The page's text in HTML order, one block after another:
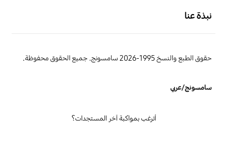
نبذة عنا
حقوق الطبع والنسخ 1995-2026 سامسونج. جميع الحقوق محفوظة.
سامسونج/عربي
أترغب بمواكبة آخر المستجدات؟